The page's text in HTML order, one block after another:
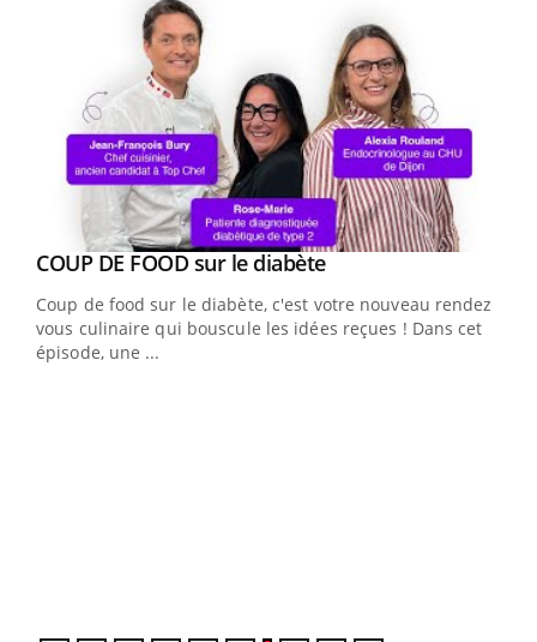
Youtube
COUP DE FOOD sur le diabèteYoutube
Coup de food sur le diabète, c'est votre nouveau rendez-
vous culinaire qui bouscule les idées reçues ! Dans cet
épisode, une ...
Youtube
Quand l’entreprise mise sur le bien être global
"Les rendez-vous de la santé et de la qualité de vie au
travail" de Pourquoi Docteur reçoivent Régis Blugeon,
DRH et directeur ...